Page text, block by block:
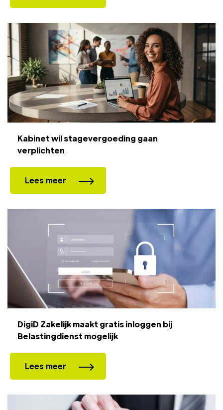
Kabinet wil stagevergoeding gaan
verplichten
Lees meer
DigiD Zakelijk maakt gratis inloggen bij
Belastingdienst mogelijk
Lees meer